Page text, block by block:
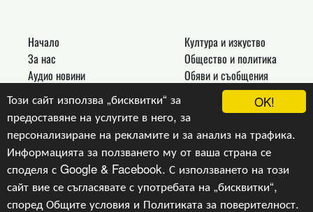
OK!
Този сайт използва „бисквитки“ за
предоставяне на услугите в него, за
персонализиране на рекламите и за анализ на трафика.
Информацията за ползването му от ваша страна се
споделя с Google & Facebook. С използването на този
сайт вие се съгласявате с употребата на „бисквитки“,
споредОбщите условия и Политиката за поверителност.
Начало
За нас
Аудио новини
Реклама
Връзки
Контакти
Култура и изкуство
Общество и политика
Обяви и съобщения
Новини
Други
Copyright © 2024, v.1.0,Радио Русе, Уеб Дизайн и
програмиране :Гейт.БГ ЕООД